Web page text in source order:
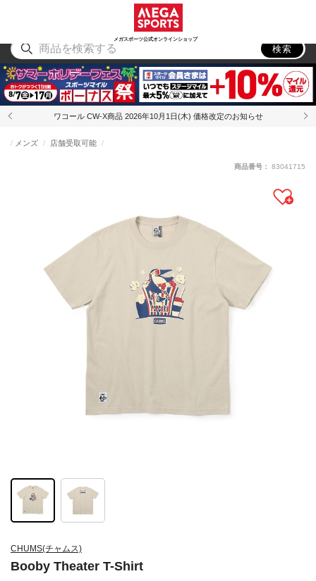
メガスポーツ公式オンラインショップ
アウトドア
検索
ワコール CW-X商品 2026年10月1日(木) 価格改定のお知らせ
CHUMS(チャムス)
Booby Theater T-Shirt
メンズ 店舗受取可能
商品番号： 83041715